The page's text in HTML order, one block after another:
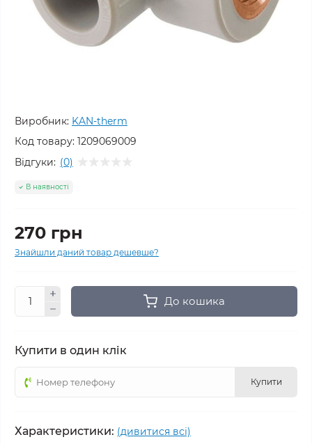
Виробник: KAN-therm
Код товару: 1209069009
Відгуки: (0)
В наявності
270 грн
Знайшли даний товар дешевше?
До кошика
Купити в один клік
Купити
Характеристики: (дивитися всі)